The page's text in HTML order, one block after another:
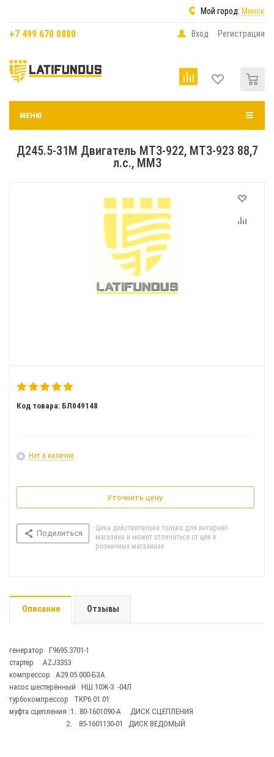
Мой город: Минск
+7 499 670 0880 Вход Регистрация
МЕНЮ
Д245.5-31М Двигатель МТЗ-922, МТЗ-923 88,7
л.с., ММЗ
Код товара: БЛ049148
Нет в наличии
Уточнить цену
Поделиться
Цена действительна только для интернет-
магазина и может отличаться от цен в
розничных магазинах
Описание Отзывы
генератор Г9695.3701-1
стартер AZJ3353
компрессор А29.05.000-БЗА
насос шестерённый НШ 10Ж-3 -04Л
турбокомпрессор ТКР6 01 01
муфта сцепления :1. 80-1601090-А ДИСК СЦЕПЛЕНИЯ
2. 85-1601130-01 ДИСК ВЕДОМЫЙ